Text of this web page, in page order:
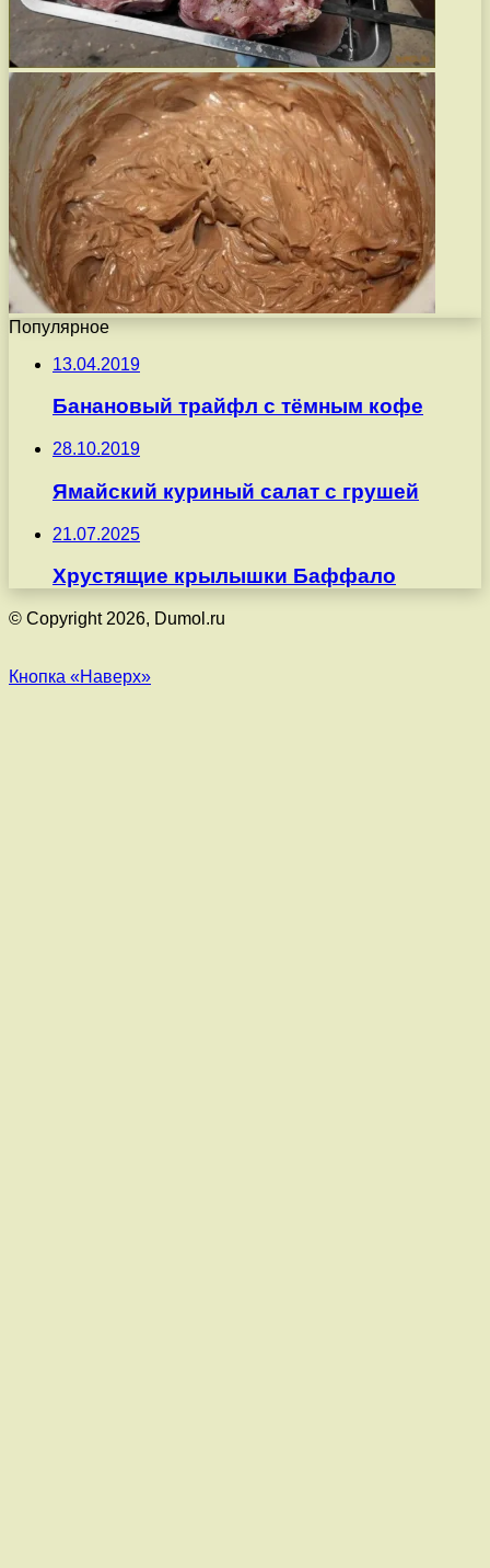
Популярное
13.04.2019
Банановый трайфл с тёмным кофе
28.10.2019
Ямайский куриный салат с грушей
21.07.2025
Хрустящие крылышки Баффало
© Copyright 2026, Dumol.ru
Кнопка «Наверх»